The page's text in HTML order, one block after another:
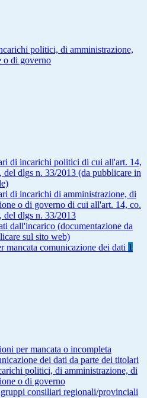
politici, di amministrazione,
o di governo
di incarichi politici di cui all'art. 14,
del dlgs n. 33/2013 (da pubblicare in
di incarichi di amministrazione, di
o di governo di cui all'art. 14, co.
del dlgs n. 33/2013
dall'incarico (documentazione da
sul sito web)
mancata comunicazione dei dati 1
per mancata o incompleta
dei dati da parte dei titolari
politici, di amministrazione, di
o di governo
consiliari regionali/provinciali